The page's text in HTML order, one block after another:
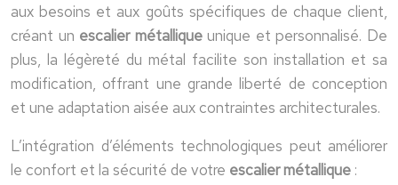
aux besoins et aux goûts spécifiques de chaque client,
créant un escalier métalliqueunique et personnalisé. De
plus, la légèreté du métal facilite son installation et sa
modification, offrant une grande liberté de conception
et une adaptation aisée aux contraintes architecturales.
L’intégration d’éléments technologiques peut améliorer
le confort et la sécurité de votre escalier métallique :